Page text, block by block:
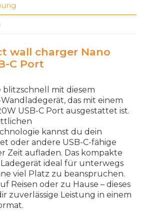
wall charger Nano
C Port
blitzschnell mit diesem
das mit einem
USB-C Port ausgestattet ist.
kannst du dein
oder andere USB-C-fähige
Zeit aufladen. Das kompakte
ideal für unterwegs
viel Platz zu beanspruchen.
Reisen oder zu Hause – dieses
ir zuver ässige Leistung in einem
rmat.